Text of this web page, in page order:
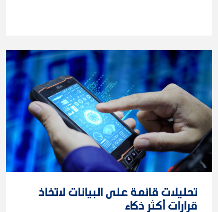
تحليلات قائمة على البيانات لاتخاذ
قرارات أكثر ذكاءً